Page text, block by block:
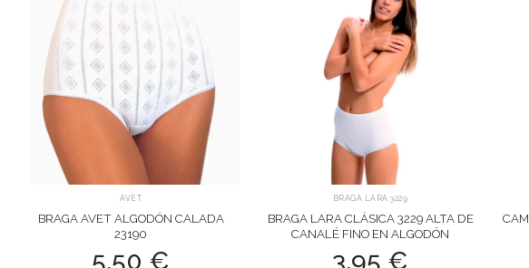
AVET
BRAGA AVET ALGODÓN CALADA
23190
5,50 €
BRAGA LARA 3229
BRAGA LARA CLÁSICA 3229 ALTA DE
CANALÉ FINO EN ALGODÓN
3,95 €